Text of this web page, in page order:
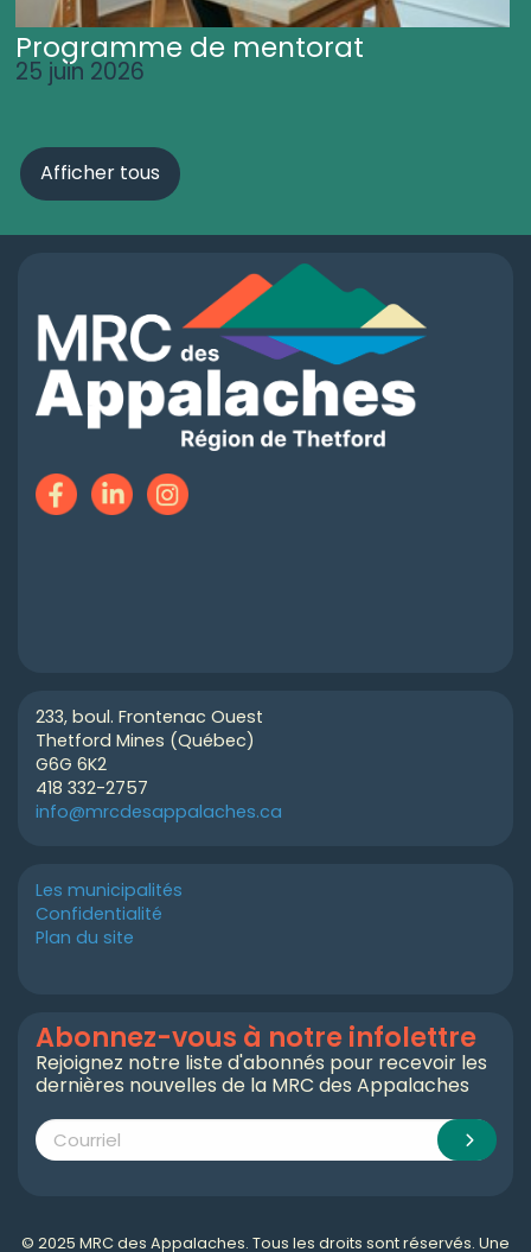
Programme de mentorat
25 juin 2026
Afficher tous
233, boul. Frontenac Ouest
Thetford Mines (Québec)
G6G 6K2
418 332-2757
info@mrcdesappalaches.ca
Les municipalités
Confidentialité
Plan du site
Abonnez-vous à notre infolettre
Rejoignez notre liste d'abonnés pour recevoir les
dernières nouvelles de la MRC des Appalaches
© 2025 MRC des Appalaches. Tous les droits sont réservés. Une